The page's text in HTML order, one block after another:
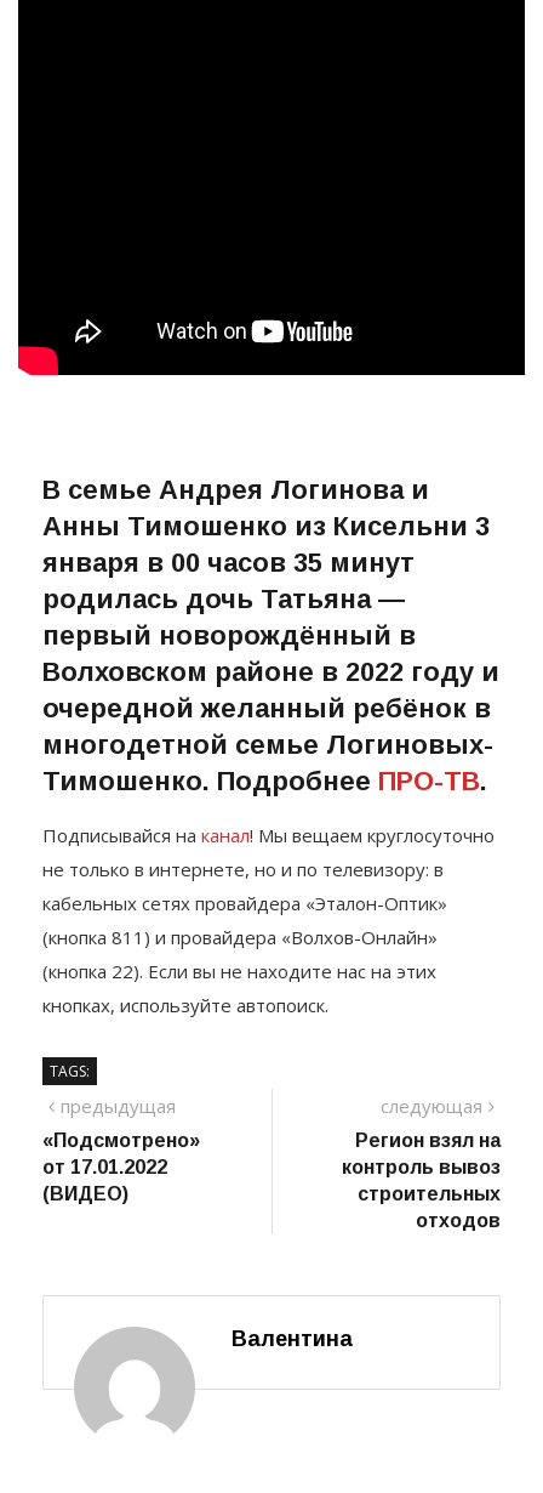
В семье Андрея Логинова и
Анны Тимошенко из Кисельни 3
января в 00 часов 35 минут
родилась дочь Татьяна —
первый новорождённый в
Волховском районе в 2022 году и
очередной желанный ребёнок в
многодетной семье Логиновых-
Тимошенко. Подробнее ПРО-ТВ.
Подписывайся на канал! Мы вещаем круглосуточно
не только в интернете, но и по телевизору: в
кабельных сетях провайдера «Эталон-Оптик»
(кнопка 811) и провайдера «Волхов-Онлайн»
(кнопка 22). Если вы не находите нас на этих
кнопках, используйте автопоиск.
TAGS:
Навигация
по
записям
предыдущая
«Подсмотрено»
от 17.01.2022
(ВИДЕО)
следующая
пост
Регион взял на
контроль вывоз
строительных
отходов
Валентина